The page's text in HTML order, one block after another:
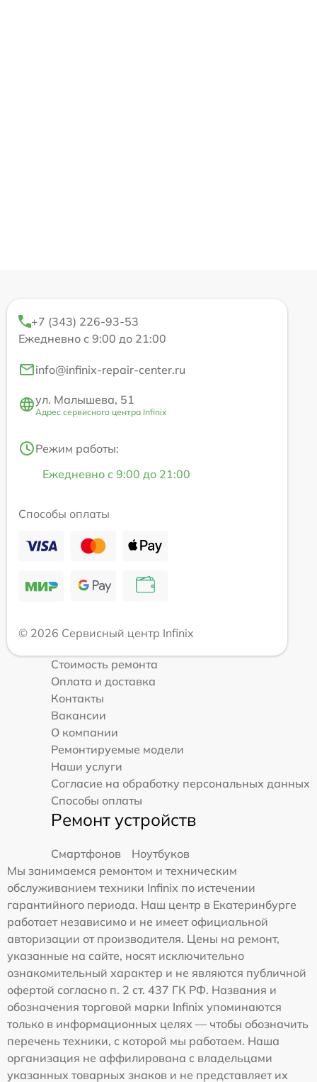
+7 (343) 226-93-53
Ежедневно с 9:00 до 21:00
info@infinix-repair-center.ru
ул. Малышева, 51
Адрес сервисного центра Infinix
Режим работы:
Ежедневно с 9:00 до 21:00
Способы оплаты
© 2026 Сервисный центр Infinix
Стоимость ремонта
Оплата и доставка
Контакты
Вакансии
О компании
Ремонтируемые модели
Наши услуги
Согласие на обработку персональных данных
Способы оплаты
Ремонт устройств
Смартфонов
Ноутбуков
Мы занимаемся ремонтом и техническим
обслуживанием техники Infinix по истечении
гарантийного периода. Наш центр в Екатеринбурге
работает независимо и не имеет официальной
авторизации от производителя. Цены на ремонт,
указанные на сайте, носят исключительно
ознакомительный характер и не являются публичной
офертой согласно п. 2 ст. 437 ГК РФ. Названия и
обозначения торговой марки Infinix упоминаются
только в информационных целях — чтобы обозначить
перечень техники, с которой мы работаем. Наша
организация не аффилирована с владельцами
указанных товарных знаков и не представляет их